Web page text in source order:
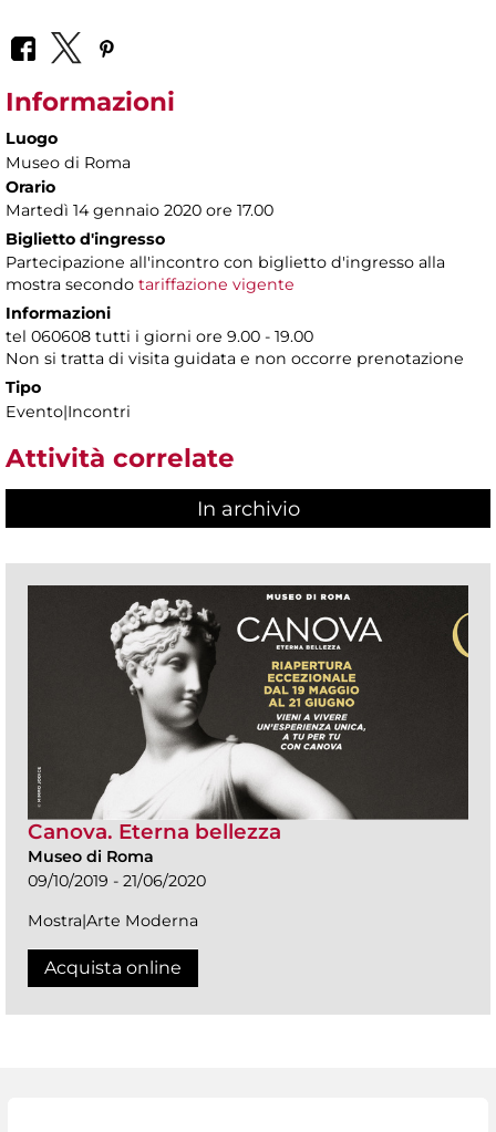
Informazioni
Luogo
Museo di Roma
Orario
Martedì 14 gennaio 2020 ore 17.00
Biglietto d'ingresso
Partecipazione all'incontro con biglietto d'ingresso alla
mostra secondo tariffazione vigente
Informazioni
tel 060608 tutti i giorni ore 9.00 - 19.00
Non si tratta di visita guidata e non occorre prenotazione
Tipo
Evento|Incontri
Attività correlate
In archivio
Canova. Eterna bellezza
Museo di Roma
09/10/2019 - 21/06/2020
Mostra|Arte Moderna
Acquista online